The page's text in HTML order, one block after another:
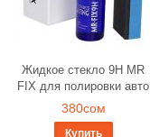
Жидкое стекло 9H MR
FIX для полировки авто
380сом
Купить